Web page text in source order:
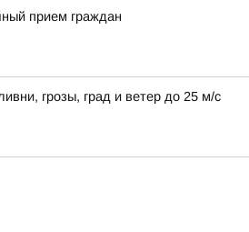
прием граждан
грозы, град и ветер до 25 м/с